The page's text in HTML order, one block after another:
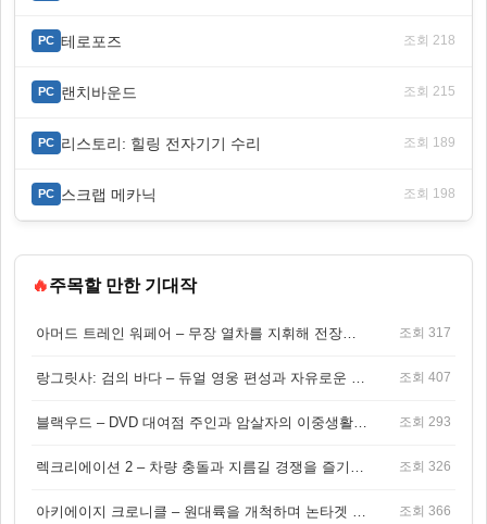
PC 테로포즈 조회 218
PC 랜치바운드 조회 215
PC 리스토리: 힐링 전자기기 수리 조회 189
PC 스크랩 메카닉 조회 198
🔥주목할 만한 기대작
조회 317
조회 407
조회 293
조회 326
조회 366